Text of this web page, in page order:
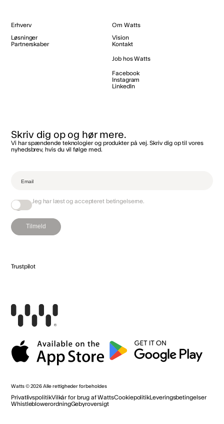
Erhverv
Løsninger
Partnerskaber
Om Watts
Vision
Kontakt
Job hos Watts
Facebook
Instagram
LinkedIn
Skriv dig op og hør mere.
Vi har spændende teknologier og produkter på vej. Skriv dig op til vores
nyhedsbrev, hvis du vil følge med.‌
Jeg har læst og accepteret betingelserne.
Tilmeld
Trustpilot
Watts© 2026Alle rettigheder forbeholdes
PrivatlivspolitikVilkår for brug af WattsCookiepolitikLeveringsbetingelser
WhistleblowerordningGebyroversigt